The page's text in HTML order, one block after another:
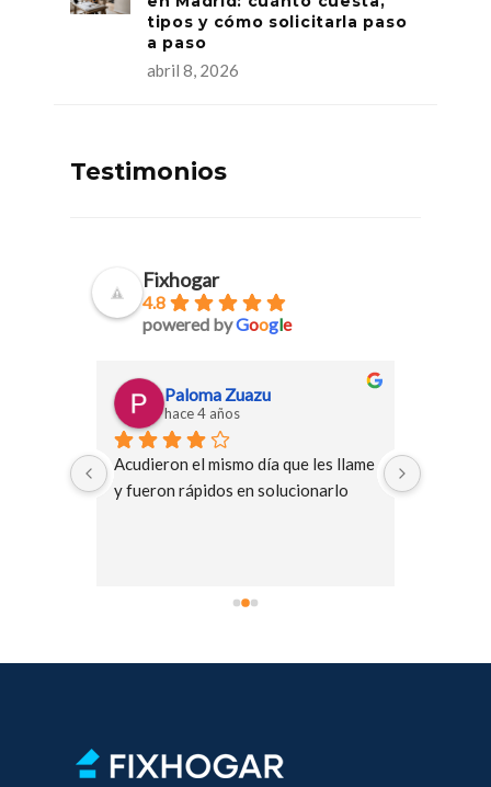
tipos y cómo solicitarla paso
a paso
abril 8, 2026
Testimonios
Fixhogar
4.8
powered byGoogle
esperanza garcia
hace 4 años
Muy buen profesional y puntual